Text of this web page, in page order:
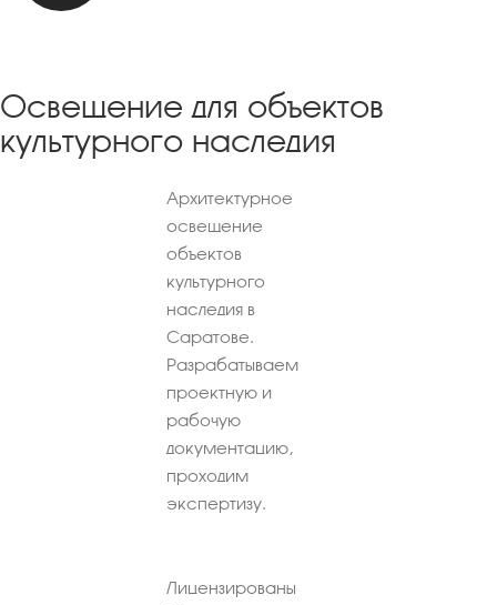
Освещение для объектов
культурного наследия
Архитектурное
освещение
объектов
культурного
наследия в
Саратове.
Разрабатываем
проектную и
рабочую
документацию,
проходим
экспертизу.
Лицензированы